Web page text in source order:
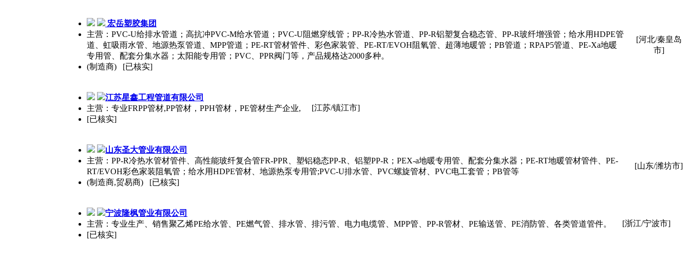
宏岳塑胶集团
主营：PVC-U给排水管道；高抗冲PVC-M给水管道；PVC-U阻燃穿线管；PP-R冷热水管道、PP-R铝塑复合稳态管、PP-R玻纤增强管；给水用HDPE管
道、虹吸雨水管、地源热泵管道、MPP管道；PE-RT管材管件、彩色家装管、PE-RT/EVOH阻氧管、超薄地暖管；PB管道；RPAP5管道、PE-Xa地暖
专用管、配套分集水器；太阳能专用管；PVC、PPR阀门等，产品规格达2000多种。
(制造商) [已核实]
[河北/秦皇岛
市]
江苏星鑫工程管道有限公司
主营：专业FRPP管材,PP管材，PPH管材，PE管材生产企业,
[已核实]
[江苏/镇江市]
山东圣大管业有限公司
主营：PP-R冷热水管材管件、高性能玻纤复合管FR-PPR、塑铝稳态PP-R、铝塑PP-R；PEX-a地暖专用管、配套分集水器；PE-RT地暖管材管件、PE-
RT/EVOH彩色家装阻氧管；给水用HDPE管材、地源热泵专用管;PVC-U排水管、PVC螺旋管材、PVC电工套管；PB管等
(制造商,贸易商) [已核实]
[山东/潍坊市]
宁波隆枫管业有限公司
主营：专业生产、销售聚乙烯PE给水管、PE燃气管、排水管、排污管、电力电缆管、MPP管、PP-R管材、PE输送管、PE消防管、各类管道管件。
[已核实]
[浙江/宁波市]